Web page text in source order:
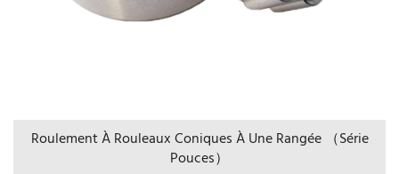
Roulement À Rouleaux Coniques À Une Rangée （Série
Pouces）